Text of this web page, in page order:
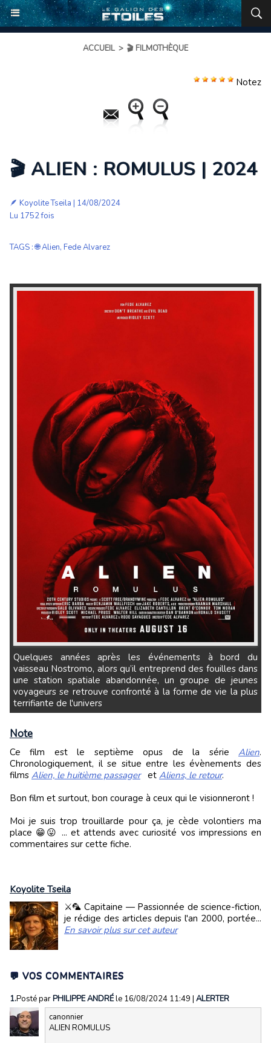
ACCUEIL > 🎬 FILMOTHÈQUE
Notez
🎬 ALIEN : ROMULUS | 2024
🪶 Koyolite Tseila | 14/08/2024
Lu 1752 fois
TAGS :🌐 Alien, Fede Alvarez
Quelques années après les événements à bord du
vaisseau Nostromo, alors qu’il entreprend des fouilles dans
une station spatiale abandonnée, un groupe de jeunes
voyageurs se retrouve confronté à la forme de vie la plus
terrifiante de l'univers
Note
Ce film est le septième opus de la série Alien.
Chronologiquement, il se situe entre les évènements des
films Alien, le huitième passageret Aliens, le retour.
Bon film et surtout, bon courage à ceux qui le visionneront !
Moi je suis trop trouillarde pour ça, je cède volontiers ma
place 😁😛 ... et attends avec curiosité vos impressions en
commentaires sur cette fiche.
Koyolite Tseila
⚔️🦜 Capitaine — Passionnée de science-fiction,
je rédige des articles depuis l'an 2000, portée...
En savoir plus sur cet auteur
💬 VOS COMMENTAIRES
1.Posté parPHILIPPE ANDRÉle 16/08/2024 11:49 | ALERTER
canonnier
ALIEN ROMULUS